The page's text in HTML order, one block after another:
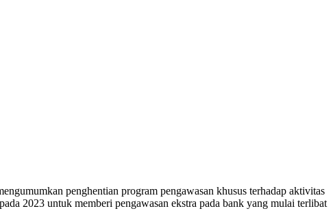
penghentian program pengawasan khusus terhadap aktivitas
2023 untuk memberi pengawasan ekstra pada bank yang mulai terlibat